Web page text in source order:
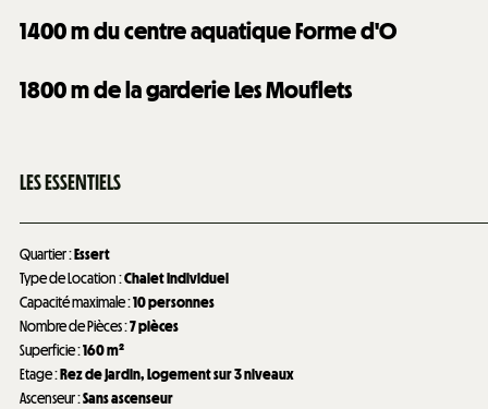
1400m du centre aquatique Forme d'O
1800m de la garderie Les Mouflets
LES ESSENTIELS
Quartier:Essert
Type de Location:Chalet Individuel
Capacité maximale:10 personnes
Nombre de Pièces:7 pièces
Superficie:160m²
Etage:Rez de jardin Logement sur 3 niveaux
Ascenseur:Sans ascenseur